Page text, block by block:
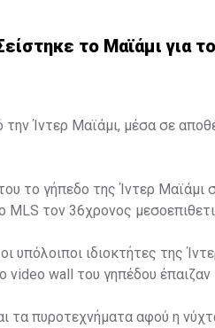
το Μαϊάμι για
Ίντερ Μαϊάμι, μέσα σε
το γήπεδο της Ίντερ Μαϊάμι
τον 36χρονος
υπόλοιποι ιδιοκτήτες της
wall του γηπέδου έπαιζαν
τα πυροτεχνήματα αφού η